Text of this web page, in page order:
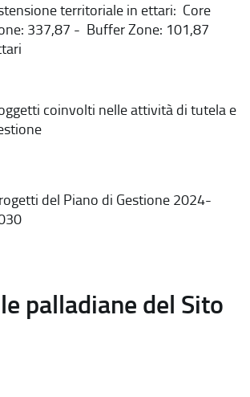
territoriale in ettari: Core
337,87 - Buffer Zone: 101,87
coinvolti nelle attività di tutela e
del Piano di Gestione 2024-
palladiane del Sito